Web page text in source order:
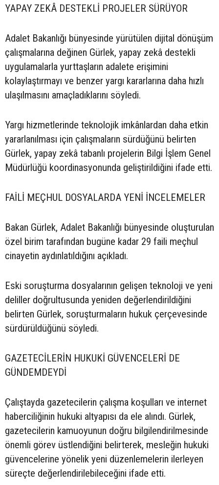
YAPAY ZEKÂ DESTEKLİ PROJELER SÜRÜYOR
Adalet Bakanlığı bünyesinde yürütülen dijital dönüşüm
çalışmalarına değinen Gürlek, yapay zekâ destekli
uygulamalarla yurttaşların adalete erişimini
kolaylaştırmayı ve benzer yargı kararlarına daha hızlı
ulaşılmasını amaçladıklarını söyledi.
Yargı hizmetlerinde teknolojik imkânlardan daha etkin
yararlanılması için çalışmaların sürdüğünü belirten
Gürlek, yapay zekâ tabanlı projelerin Bilgi İşlem Genel
Müdürlüğü koordinasyonunda geliştirildiğini ifade etti.
FAİLİ MEÇHUL DOSYALARDA YENİ İNCELEMELER
Bakan Gürlek, Adalet Bakanlığı bünyesinde oluşturulan
özel birim tarafından bugüne kadar 29 faili meçhul
cinayetin aydınlatıldığını açıkladı.
Eski soruşturma dosyalarının gelişen teknoloji ve yeni
deliller doğrultusunda yeniden değerlendirildiğini
belirten Gürlek, soruşturmaların hukuk çerçevesinde
sürdürüldüğünü söyledi.
GAZETECİLERİN HUKUKİ GÜVENCELERİ DE
GÜNDEMDEYDİ
Çalıştayda gazetecilerin çalışma koşulları ve internet
haberciliğinin hukuki altyapısı da ele alındı. Gürlek,
gazetecilerin kamuoyunun doğru bilgilendirilmesinde
önemli görev üstlendiğini belirterek, mesleğin hukuki
güvencelerine yönelik yeni düzenlemelerin ilerleyen
süreçte değerlendirilebileceğini ifade etti.